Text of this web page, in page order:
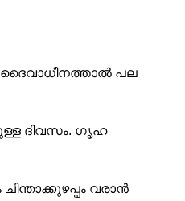
ദൈവാധീനത്താല്‍ പല
ദിവസം. ഗൃഹ
വരാന്‍